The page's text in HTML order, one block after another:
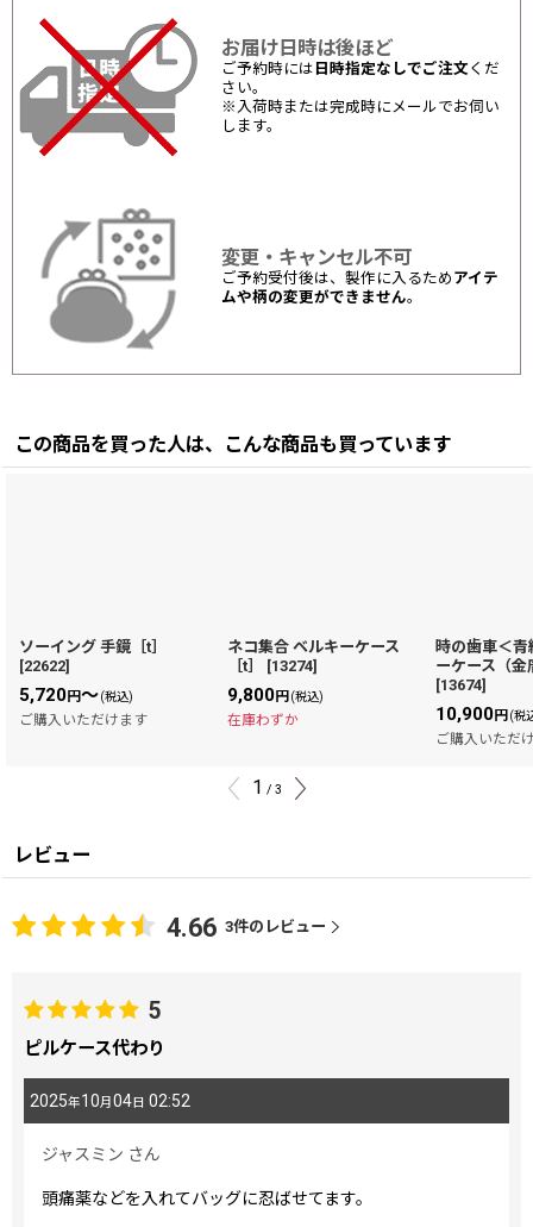
お届け日時は後ほど
ご予約時には 日時指定なしでご注文 くだ
さい。
※入荷時または完成時にメールでお伺い
します。
変更・キャンセル不可
ご予約受付後は、製作に入るため アイテ
ムや柄の変更ができません。
この商品を買った人は、こんな商品も買っています
ソーイング 手鏡［t］
[22622]
5,720円～(税込)
ご購入いただけます
ネコ集合 ベルキーケース
［t］
[13274]
9,800円(税込)
在庫わずか
時の歯車＜青
ーケース（
[13674]
10,900円(税
ご購入いただ
1 / 3
レビュー
4.66 3件のレビュー
5
ピルケース代わり
2025年10月04日 02:52
ジャスミン さん
頭痛薬などを入れてバッグに忍ばせてます。